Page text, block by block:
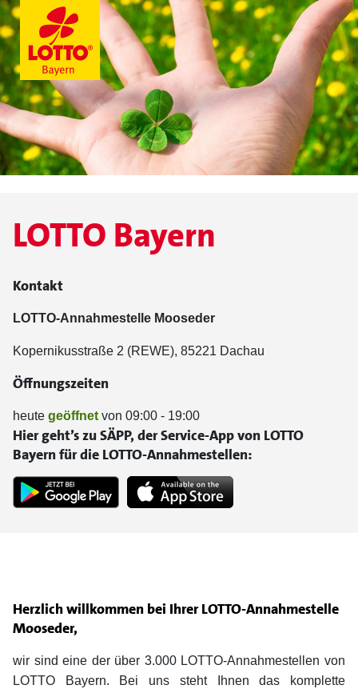
Herzlich willkommen bei Ihrer LOTTO-Annahmestelle
Mooseder,
wir sind eine der über 3.000 LOTTO-Annahmestellen von
LOTTO Bayern. Bei uns steht Ihnen das komplette
LOTTO Bayern
Kontakt
LOTTO-Annahmestelle Mooseder
Kopernikusstraße 2 (REWE), 85221 Dachau
Öffnungszeiten
heute geöffnet von 09:00 - 19:00
Hier geht’s zu SÄPP, der Service-App von LOTTO
Bayern für die LOTTO-Annahmestellen: